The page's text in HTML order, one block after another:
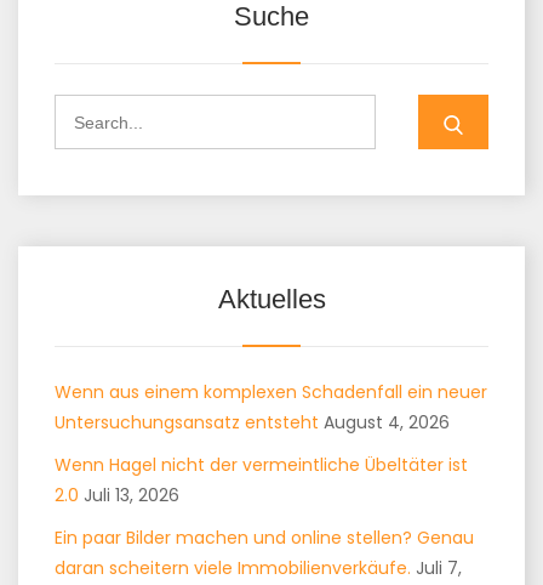
Suche
Aktuelles
Wenn aus einem komplexen Schadenfall ein neuer
Untersuchungsansatz entsteht August 4, 2026
Wenn Hagel nicht der vermeintliche Übeltäter ist
2.0 Juli 13, 2026
Ein paar Bilder machen und online stellen? Genau
daran scheitern viele Immobilienverkäufe. Juli 7,